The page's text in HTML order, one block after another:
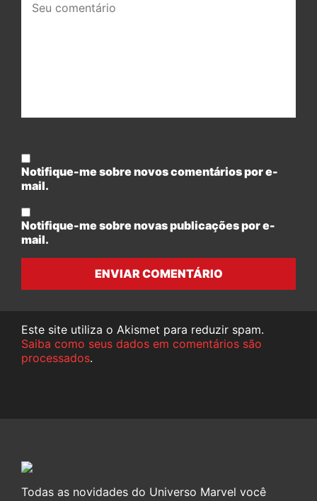
comentário:
Notifique-me sobre novos comentários por e-
mail.
Notifique-me sobre novas publicações por e-
mail.
ENVIAR COMENTÁRIO
Este site utiliza o Akismet para reduzir spam.
Saiba como seus dados em comentários são
processados.
Todas as novidades do Universo Marvel você